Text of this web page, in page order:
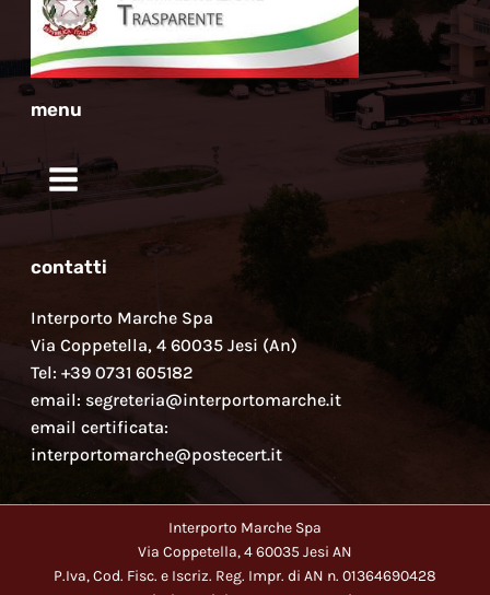
menu
contatti
Interporto Marche Spa
Via Coppetella, 4 60035 Jesi (An)
Tel: +39 0731 605182
email: segreteria@interportomarche.it
email certificata:
interportomarche@postecert.it
Interporto Marche Spa
Via Coppetella, 4 60035 Jesi AN
P.Iva, Cod. Fisc. e Iscriz. Reg. Impr. di AN n. 01364690428